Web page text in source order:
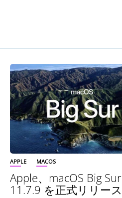
APPLE MACOS
Apple、macOS Big Sur
11.7.9 を正式リリース